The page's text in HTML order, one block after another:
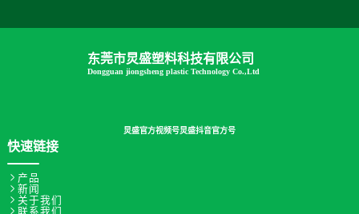
东莞市炅盛塑料科技有限公司
Dongguan jiongsheng plastic Technology Co.,Ltd
炅盛官方视频号炅盛抖音官方号
快速链接
 产品
 新闻
 关于我们
 联系我们